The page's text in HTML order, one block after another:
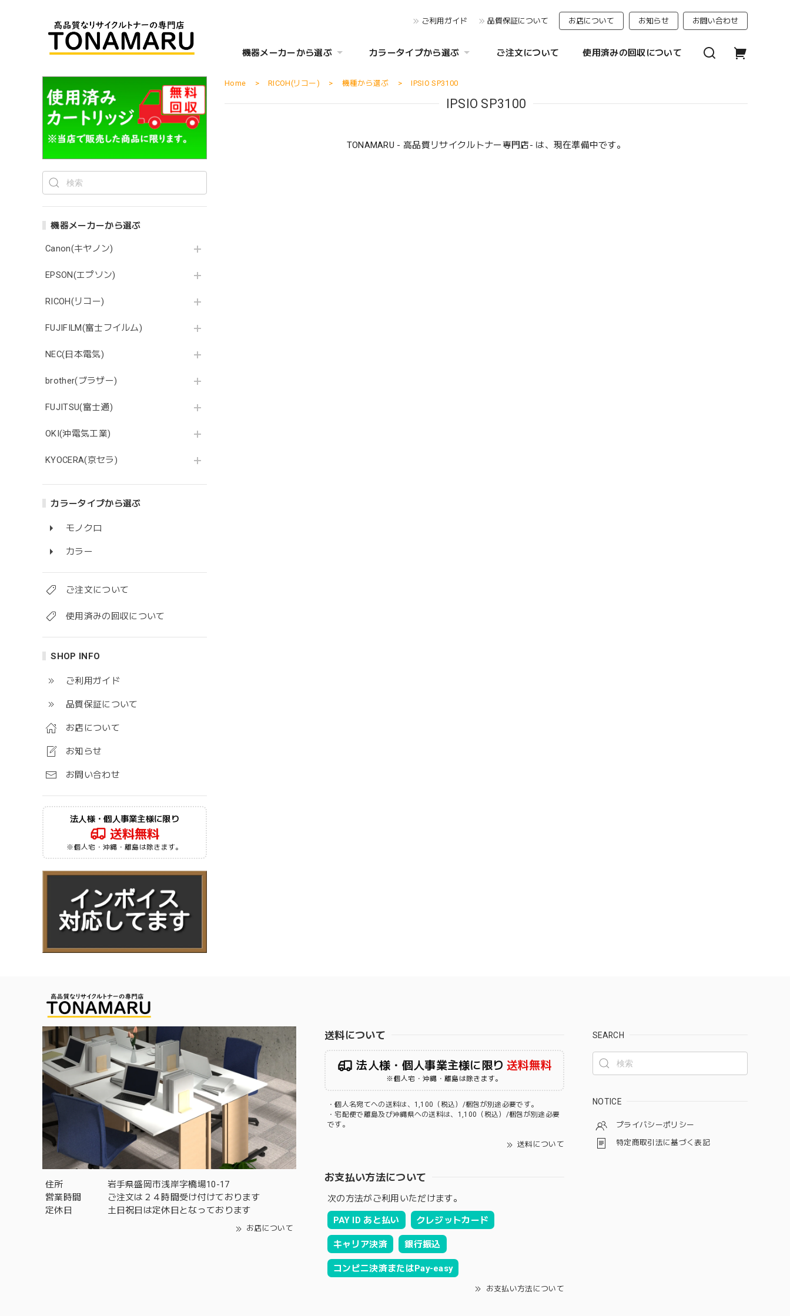
ご利用ガイド 品質保証について お店について お知らせ お問い合わせ
機器メーカーから選ぶ カラータイプから選ぶ ご注文について 使用済みの回収について
機器メーカーから選ぶ
Canon(キヤノン)
EPSON(エプソン)
RICOH(リコー)
FUJIFILM(富士フイルム)
NEC(日本電気)
brother(ブラザー)
FUJITSU(富士通)
OKI(沖電気工業)
KYOCERA(京セラ)
カラータイプから選ぶ
モノクロ
カラー
ご注文について
使用済みの回収について
SHOP INFO
ご利用ガイド
品質保証について
お店について
お知らせ
お問い合わせ
法人様・個人事業主様に限り
送料無料
※個人宅・沖縄・離島は除きます。
Home RICOH(リコー) 機種から選ぶ IPSIO SP3100
IPSIO SP3100
TONAMARU - 高品質リサイクルトナー専門店- は、現在準備中です。
住所
岩手県盛岡市浅岸字橋場10-17
営業時間
ご注文は２４時間受け付けております
定休日
土日祝日は定休日となっております
お店について
送料について
法人様・個人事業主様に限り 送料無料
※個人宅・沖縄・離島は除きます。
・個人名宛てへの送料は、1,100（税込）/梱包が別途必要です。
・宅配便で離島及び沖縄県への送料は、1,100（税込）/梱包が別途必要
です。
送料について
お支払い方法について
次の方法がご利用いただけます。
PAY ID あと払い クレジットカード
キャリア決済 銀行振込
コンビニ決済またはPay-easy
お支払い方法について
SEARCH
NOTICE
プライバシーポリシー
特定商取引法に基づく表記